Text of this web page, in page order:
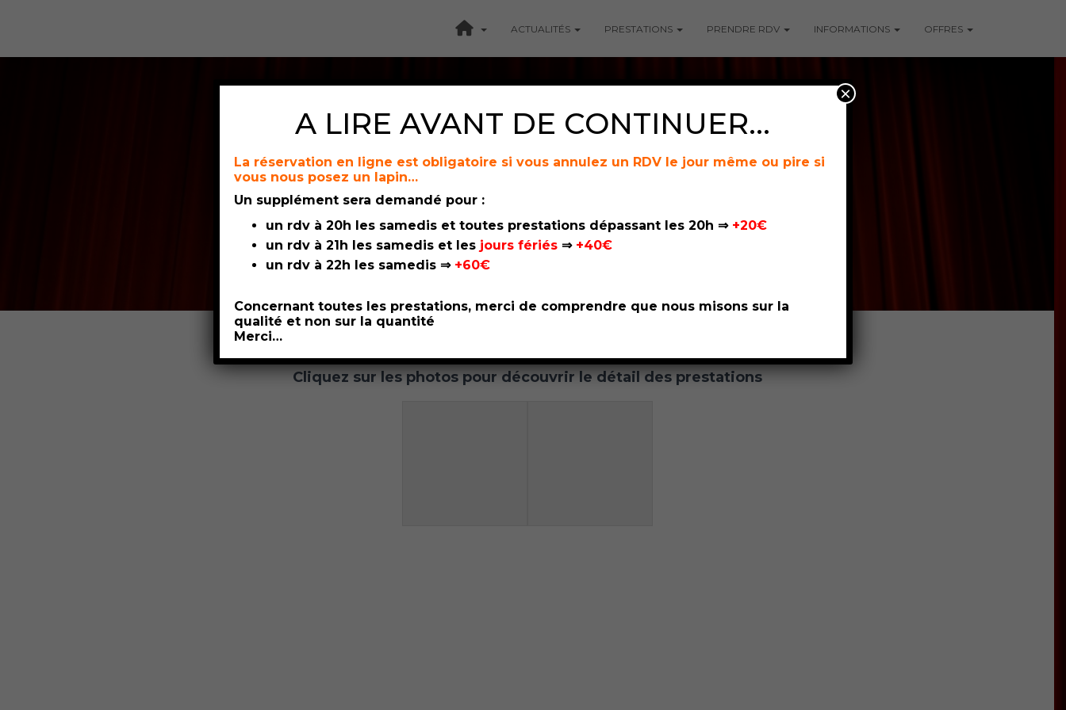
ACTUALITÉS PRESTATIONS PRENDRE RDV INFORMATIONS OFFRES
Massages Duo
Cliquez sur les photos pour découvrir le détail des prestations
A LIRE AVANT DE CONTINUER…
La réservation en ligne est obligatoire si vous annulez un RDV le jour même ou pire si
vous nous posez un lapin…
Un supplément sera demandé pour :
un rdv à 20h les samedis et toutes prestations dépassant les 20h ⇒ +20€
un rdv à 21h les samedis et les jours fériés⇒ +40€
un rdv à 22h les samedis ⇒ +60€
Concernant toutes les prestations, merci de comprendre que nous misons sur la
qualité et non sur la quantité
Merci…
×